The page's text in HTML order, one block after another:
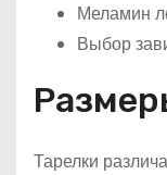
Меламин
Выбор
Тарелки